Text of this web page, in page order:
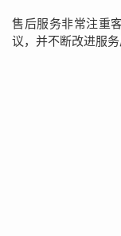
售后服务非常注重
议，并不断改进服务